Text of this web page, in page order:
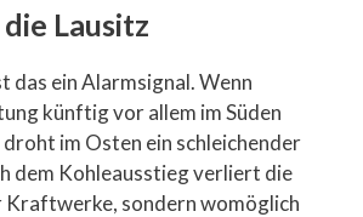
Lausitz
das ein Alarmsignal. Wenn
künftig vor allem im Süden
im Osten ein schleichender
dem Kohleausstieg verliert die
Kraftwerke, sondern womöglich